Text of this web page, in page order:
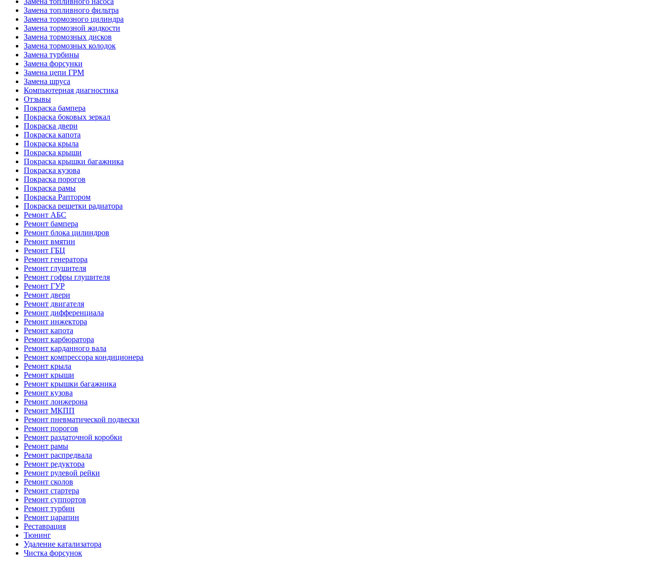
Замена топливного фильтра
Замена тормозного цилиндра
Замена тормозной жидкости
Замена тормозных дисков
Замена тормозных колодок
Замена турбины
Замена форсунки
Замена цепи ГРМ
Замена шруса
Компьютерная диагностика
Отзывы
Покраска бампера
Покраска боковых зеркал
Покраска двери
Покраска капота
Покраска крыла
Покраска крыши
Покраска крышки багажника
Покраска кузова
Покраска порогов
Покраска рамы
Покраска Раптором
Покраска решетки радиатора
Ремонт АБС
Ремонт бампера
Ремонт блока цилиндров
Ремонт вмятин
Ремонт ГБЦ
Ремонт генератора
Ремонт глушителя
Ремонт гофры глушителя
Ремонт ГУР
Ремонт двери
Ремонт двигателя
Ремонт дифференциала
Ремонт инжектора
Ремонт капота
Ремонт карбюратора
Ремонт карданного вала
Ремонт компрессора кондиционера
Ремонт крыла
Ремонт крыши
Ремонт крышки багажника
Ремонт кузова
Ремонт лонжерона
Ремонт МКПП
Ремонт пневматической подвески
Ремонт порогов
Ремонт раздаточной коробки
Ремонт рамы
Ремонт распредвала
Ремонт редуктора
Ремонт рулевой рейки
Ремонт сколов
Ремонт стартера
Ремонт суппортов
Ремонт турбин
Ремонт царапин
Реставрация
Тюнинг
Удаление катализатора
Чистка форсунок